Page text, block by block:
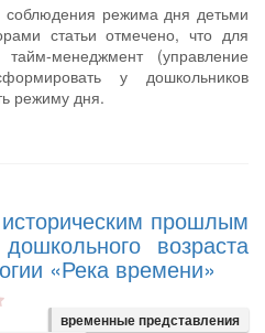
соблюдения режима дня детьми
статьи отмечено, что для
тайм-менеджмент (управление
у дошкольников
режиму дня.
прошлым
возраста
«Река времени»
временные представления